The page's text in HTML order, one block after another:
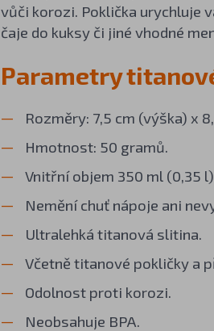
vůči korozi. Poklička urychluje
čaje do kuksy či jiné vhodné
Parametry
Rozměry: 7,5 cm (výška) x
Hmotnost: 50 gramů.
Vnitřní objem 350 ml (0,35 l).
Nemění chuť nápoje ani
Ultralehká titanová slitina.
Včetně titanové pokličky a
Odolnost proti korozi.
Neobsahuje BPA.